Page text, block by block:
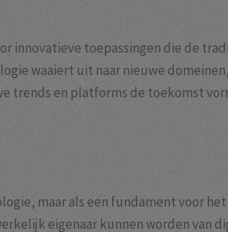
toepassingen die de
waaiert uit naar nieuwe
trends en platforms de toekomst
maar als een fundament voor
eigenaar kunnen worden van